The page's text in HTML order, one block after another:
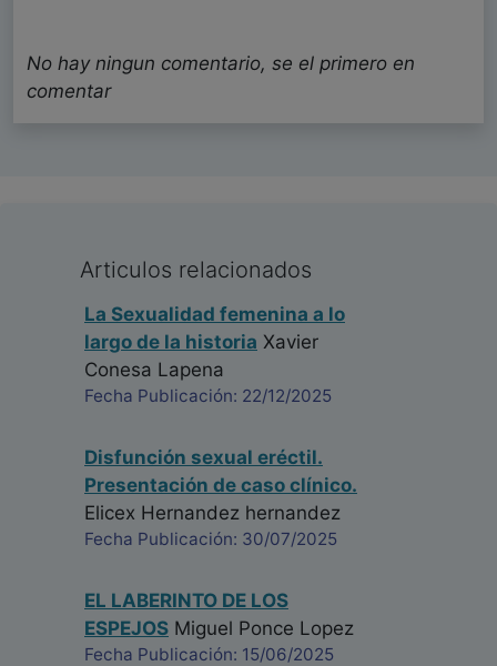
No hay ningun comentario, se el primero en
comentar
Articulos relacionados
La Sexualidad femenina a lo
largo de la historia Xavier
Conesa Lapena
Fecha Publicación: 22/12/2025
Disfunción sexual eréctil.
Presentación de caso clínico.
Elicex Hernandez hernandez
Fecha Publicación: 30/07/2025
EL LABERINTO DE LOS
ESPEJOS Miguel Ponce Lopez
Fecha Publicación: 15/06/2025